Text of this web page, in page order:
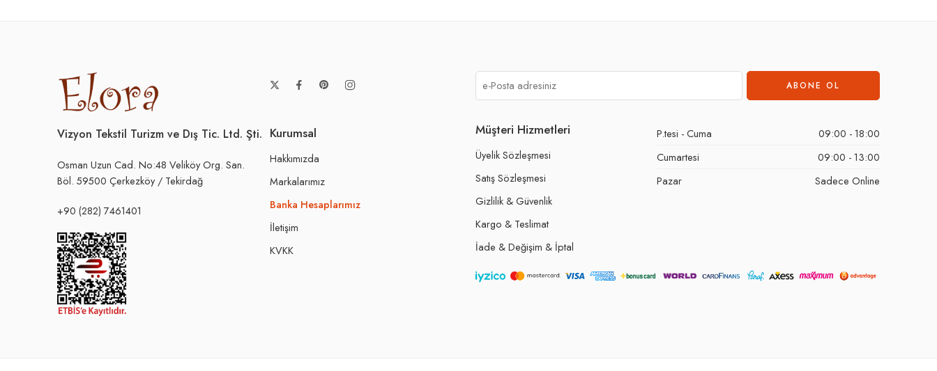
Vizyon Tekstil Turizm ve Dış Tic. Ltd. Şti.
Osman Uzun Cad. No:48 Veliköy Org. San.
Böl. 59500 Çerkezköy / Tekirdağ
+90 (282) 7461401
Kurumsal
Hakkımızda
Markalarımız
Banka Hesaplarımız
İletişim
KVKK
Müşteri Hizmetleri
Üyelik Sözleşmesi
Satış Sözleşmesi
Gizlilik & Güvenlik
Kargo & Teslimat
İade & Değişim & İptal
P.tesi - Cuma
09:00 - 18:00
Cumartesi
09:00 - 13:00
Pazar
Sadece Online